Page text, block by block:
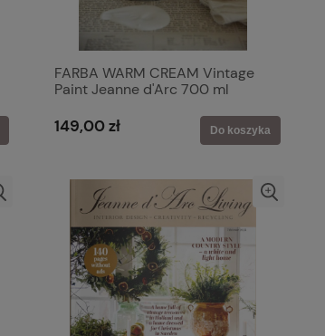
FARBA WARM CREAM Vintage
Paint Jeanne d'Arc 700 ml
149,00 zł Do koszyka